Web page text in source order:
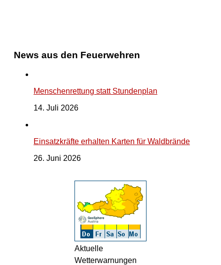
News aus den Feuerwehren
Menschenrettung statt Stundenplan
14. Juli 2026
Einsatzkräfte erhalten Karten für Waldbrände
26. Juni 2026
Aktuelle
Wetterwarnungen